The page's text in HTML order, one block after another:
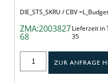
DIE_STS_SKRU / CBV
ZMA:2003827
68
Lieferzeit in
35
ZUR ANFRAGE